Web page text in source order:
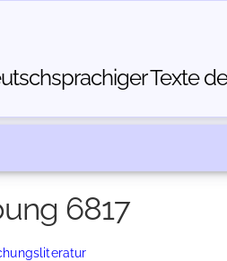
Texte
6817